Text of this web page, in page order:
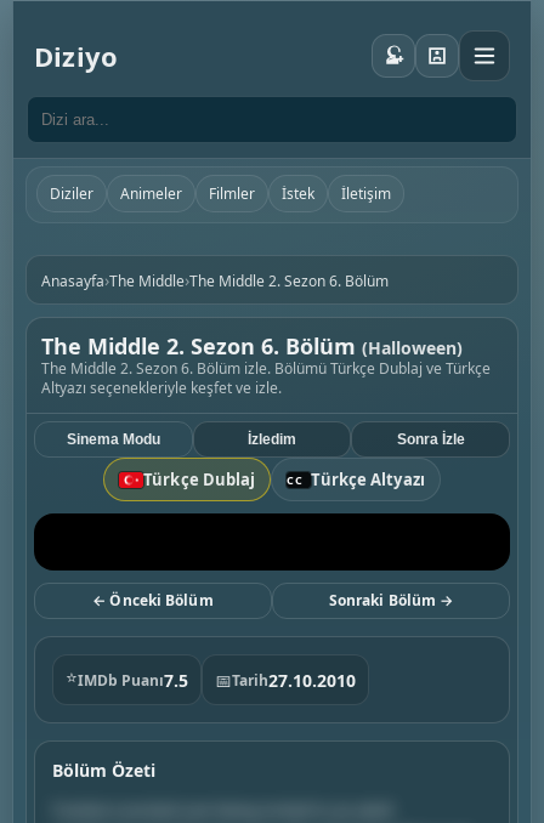
Diziyo
Diziler Animeler Filmler İstek İletişim
Anasayfa›The Middle›The Middle 2. Sezon 6. Bölüm
The Middle 2. Sezon 6. Bölüm (Halloween)
The Middle 2. Sezon 6. Bölüm izle. Bölümü Türkçe Dublaj ve Türkçe
Altyazı seçenekleriyle keşfet ve izle.
Türkçe Dublaj Türkçe Altyazı
Sinema Modu İzledim Sonra İzle
← Önceki Bölüm Sonraki Bölüm →
⭐IMDb Puanı7.5 📅Tarih27.10.2010
Bölüm Özeti